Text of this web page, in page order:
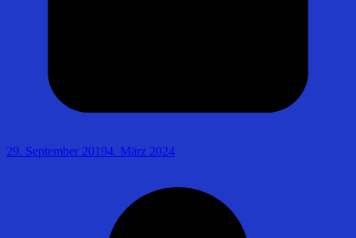
29. September 20194. März 2024